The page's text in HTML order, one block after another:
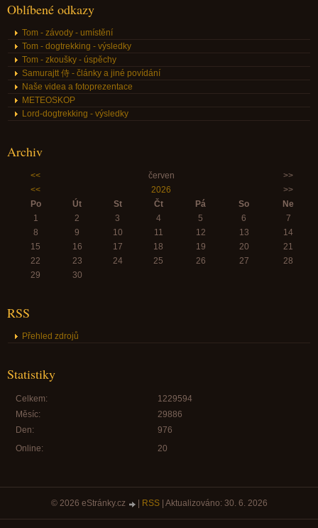
Oblíbené odkazy
Tom - závody - umístění
Tom - dogtrekking - výsledky
Tom - zkoušky - úspěchy
Samurajtt 侍 - články a jiné povídání
Naše videa a fotoprezentace
METEOSKOP
Lord-dogtrekking - výsledky
Archiv
<< červen
>>
<<
2026
>>
Po
Út St Čt Pá So
Ne
1
2 3 4 5 6
7
8
9 10 11 12 13
14
15
16 17 18 19 20
21
22
23 24 25 26 27
28
29
30
RSS
Přehled zdrojů
Statistiky
Online: 20
Celkem:
1229594
Měsíc:
29886
Den:
976
© 2026 eStránky.cz RSS| Aktualizováno: 30. 6. 2026